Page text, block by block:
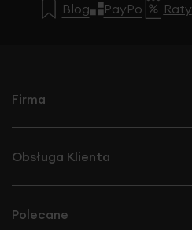
Blog PayPo Raty
Firma
Obsługa Klienta
Polecane